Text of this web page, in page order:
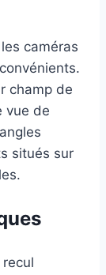
caméras
champ de
vue de
situés sur